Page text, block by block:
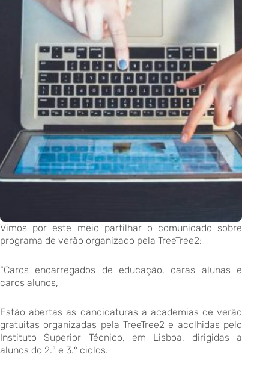
Vimos por este meio partilhar o comunicado sobre
programa de verão organizado pela TreeTree2:
“Caros encarregados de educação, caras alunas e
caros alunos,
Estão abertas as candidaturas a academias de verão
gratuitas organizadas pela TreeTree2 e acolhidas pelo
Instituto Superior Técnico, em Lisboa, dirigidas a
alunos do 2.º e 3.º ciclos.